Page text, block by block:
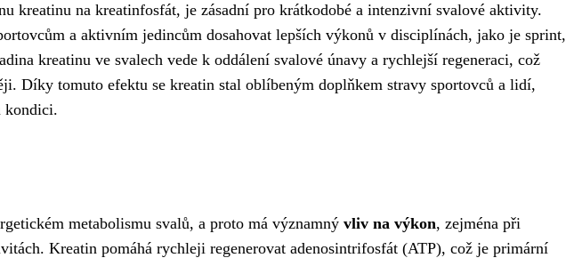
kreatinu na kreatinfosfát, je zásadní pro krátkodobé a intenzivní svalové aktivity.
a aktivním jedincům dosahovat lepších výkonů v disciplínách, jako je sprint,
kreatinu ve svalech vede k oddálení svalové únavy a rychlejší regeneraci, což
Díky tomuto efektu se kreatin stal oblíbeným doplňkem stravy sportovců a lidí,
kondici.
metabolismu svalů, a proto má významný vliv na výkon, zejména při
Kreatin pomáhá rychleji regenerovat adenosintrifosfát (ATP), což je primární